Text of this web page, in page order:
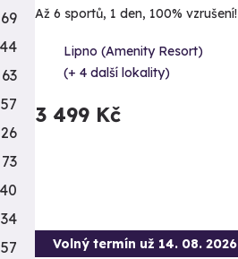
Až 6 sportů, 1 den, 100% vzrušení!
Lipno (Amenity Resort)
(+ 4 další lokality)
3 499 Kč
Volný termín už 14. 08. 2026
69
63
57
26
73
40
34
57